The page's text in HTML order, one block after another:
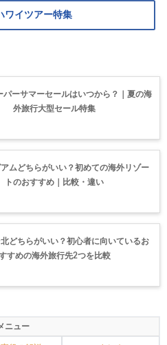
ワイツアー特集
パーサマーセールはいつから？｜夏の海
外旅行大型セール特集
ムどちらがいい？初めての海外リゾー
トのおすすめ｜比較・違い
どちらがいい？初心者に向いているお
すめの海外旅行先2つを比較
ニュー